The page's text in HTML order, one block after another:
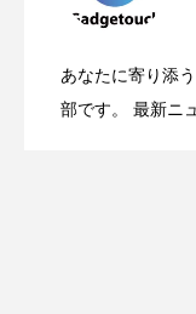
あなたに寄り添
部です。 最新ニ
登
2026.04.24
2026.04.23